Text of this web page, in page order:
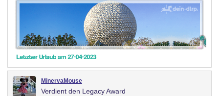
MinervaMouse
Verdient den Legacy Award